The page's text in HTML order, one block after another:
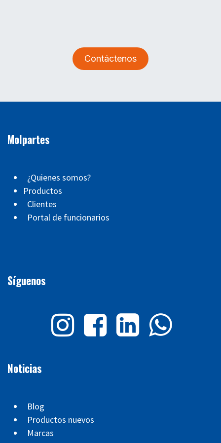
Contáctenos
Molpartes
¿Quienes somos?
Productos
Clientes
Portal de funcionarios
Síguenos
Noticias
Blog
Productos nuevos
Marcas